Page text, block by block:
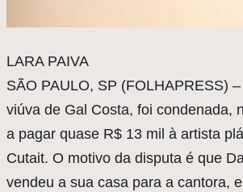
LARA PAIVA
SÃO PAULO, SP (FOLHAPRESS)
viúva de Gal Costa, foi condenada,
a pagar quase R$ 13 mil à artista
Cutait. O motivo da disputa é que
vendeu a sua casa para a cantora,